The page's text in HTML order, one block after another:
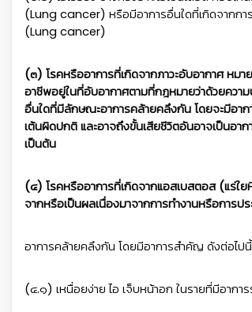
(Lung cancer) หรือมีอาการอื่นใดที่เกิดจากการ
(Lung cancer)
(๓) โรคหรืออาการที่เกิดจากภาวะอับอากาศ หม
อาชีพอยู่ในที่อับอากาศตามที่กฎหมายว่าด้วยควา
อื่นใดที่มีลักษณะอาการคล้ายคลึงกัน โดยจะมีอา
เต้นผิดปกติ และอาจถึงขั้นเสียชีวิตอันอาจเป็นอา
เป็นต้น
(๔) โรคหรืออาการที่เกิดจากแอสเบสตอส (แร่ใ
จากหรือเป็นผลเนื่องมาจากการทำงานหรือการ
อาการคล้ายคลึงกัน โดยมีอาการสำคัญ ดังต่อไปนี้
(๔.๑) เหนื่อยง่าย ไอ เจ็บหน้าอก ในรายที่มีอากา